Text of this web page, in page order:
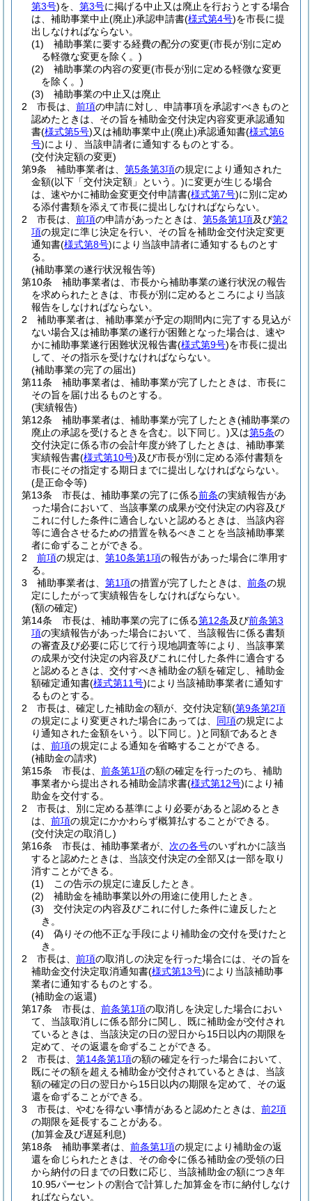
第3号)を、 第3号に掲げる中止又は廃止を行おうとする場合
は、補助事業中止(廃止)承認申請書(様式第4号)を市長に提
出しなければならない。
(1)
補助事業に要する経費の配分の変更(市長が別に定め
る軽微な変更を除く。)
(2)
補助事業の内容の変更(市長が別に定める軽微な変更
を除く。)
(3)
補助事業の中止又は廃止
2
市長は、 前項の申請に対し、申請事項を承認すべきものと
認めたときは、その旨を補助金交付決定内容変更承認通知
書(様式第5号)又は補助事業中止(廃止)承認通知書(様式第6
号)により、当該申請者に通知するものとする。
(交付決定額の変更)
第9条
補助事業者は、 第5条第3項の規定により通知された
金額(以下「交付決定額」という。)に変更が生じる場合
は、速やかに補助金変更交付申請書(様式第7号)に別に定め
る添付書類を添えて市長に提出しなければならない。
2
市長は、 前項の申請があったときは、 第5条第1項及び第2
項の規定に準じ決定を行い、その旨を補助金交付決定変更
通知書(様式第8号)により当該申請者に通知するものとす
る。
(補助事業の遂行状況報告等)
第10条
補助事業者は、市長から補助事業の遂行状況の報告
を求められたときは、市長が別に定めるところにより当該
報告をしなければならない。
2
補助事業者は、補助事業が予定の期間内に完了する見込が
ない場合又は補助事業の遂行が困難となった場合は、速や
かに補助事業遂行困難状況報告書(様式第9号)を市長に提出
して、その指示を受けなければならない。
(補助事業の完了の届出)
第11条
補助事業者は、補助事業が完了したときは、市長に
その旨を届け出るものとする。
(実績報告)
第12条
補助事業者は、補助事業が完了したとき(補助事業の
廃止の承認を受けるときを含む。以下同じ。)又は第5条の
交付決定に係る市の会計年度が終了したときは、補助事業
実績報告書(様式第10号)及び市長が別に定める添付書類を
市長にその指定する期日までに提出しなければならない。
(是正命令等)
第13条
市長は、補助事業の完了に係る前条の実績報告があ
った場合において、当該事業の成果が交付決定の内容及び
これに付した条件に適合しないと認めるときは、当該内容
等に適合させるための措置を執るべきことを当該補助事業
者に命ずることができる。
2
前項の規定は、 第10条第1項の報告があった場合に準用す
る。
3
補助事業者は、 第1項の措置が完了したときは、 前条の規
定にしたがって実績報告をしなければならない。
(額の確定)
第14条
市長は、補助事業の完了に係る第12条及び前条第3
項の実績報告があった場合において、当該報告に係る書類
の審査及び必要に応じて行う現地調査等により、当該事業
の成果が交付決定の内容及びこれに付した条件に適合する
と認めるときは、交付すべき補助金の額を確定し、補助金
額確定通知書(様式第11号)により当該補助事業者に通知す
るものとする。
2
市長は、確定した補助金の額が、交付決定額(第9条第2項
の規定により変更された場合にあっては、 同項の規定によ
り通知された金額をいう。以下同じ。)と同額であるとき
は、 前項の規定による通知を省略することができる。
(補助金の請求)
第15条
市長は、 前条第1項の額の確定を行ったのち、補助
事業者から提出される補助金請求書(様式第12号)により補
助金を交付する。
2
市長は、別に定める基準により必要があると認めるとき
は、 前項の規定にかかわらず概算払することができる。
(交付決定の取消し)
第16条
市長は、補助事業者が、 次の各号のいずれかに該当
すると認めたときは、当該交付決定の全部又は一部を取り
消すことができる。
(1)
この告示の規定に違反したとき。
(2)
補助金を補助事業以外の用途に使用したとき。
(3)
交付決定の内容及びこれに付した条件に違反したと
き。
(4)
偽りその他不正な手段により補助金の交付を受けたと
き。
2
市長は、 前項の取消しの決定を行った場合には、その旨を
補助金交付決定取消通知書(様式第13号)により当該補助事
業者に通知するものとする。
(補助金の返還)
第17条
市長は、 前条第1項の取消しを決定した場合におい
て、当該取消しに係る部分に関し、既に補助金が交付され
ているときは、当該決定の日の翌日から15日以内の期限を
定めて、その返還を命ずることができる。
2
市長は、 第14条第1項の額の確定を行った場合において、
既にその額を超える補助金が交付されているときは、当該
額の確定の日の翌日から15日以内の期限を定めて、その返
還を命ずることができる。
3
市長は、やむを得ない事情があると認めたときは、 前2項
の期限を延長することがある。
(加算金及び遅延利息)
第18条
補助事業者は、 前条第1項の規定により補助金の返
還を命じられたときは、その命令に係る補助金の受領の日
から納付の日までの日数に応じ、当該補助金の額につき年
10.95パーセントの割合で計算した加算金を市に納付しなけ
ればならない。